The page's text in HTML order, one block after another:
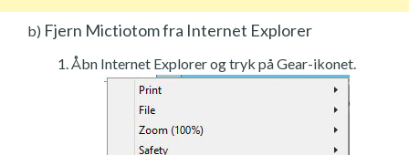
b) Fjern Mictiotom fra Internet Explorer
Åbn Internet Explorer og tryk på Gear-ikonet.